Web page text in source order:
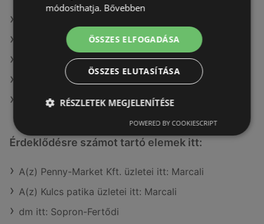
A(z) Müller HU ajánlatai
A(z) Reál ajánlatai
A(z) Lidl ajánlatai
A(z) Coop Tisza ajánlatai
Érdeklődésre számot tartó elemek itt:
A(z) Penny-Market Kft. üzletei itt: Marcali
A(z) Kulcs patika üzletei itt: Marcali
dm itt: Sopron-Fertődi
módosíthatja. Bővebben
ÖSSZES ELFOGADÁSA
ÖSSZES ELUTASÍTÁSA
RÉSZLETEK MEGJELENÍTÉSE
POWERED BY COOKIESCRIPT